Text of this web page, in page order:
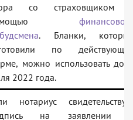
со страховщиком
. Бланки,
по
можно использовать до
2022 года.
нотариус
на заявлении